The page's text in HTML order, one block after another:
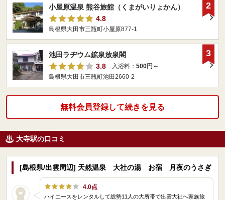
小屋原温泉 熊谷旅館（くまがいりょかん）
4.8
島根県大田市三瓶町小屋原877-1
2
池田ラヂウム鉱泉放泉閣
3.8
入浴料： 500円～
島根県大田市三瓶町池田2660-2
3
無料会員登録して続きを見る
大寺駅の口コミ
[島根県/出雲周辺] 天然温泉 大社の湯 お宿 月夜のうさぎ
4.0点
ハイエースをレンタルして総勢11人の大所帯で出雲大社へ家族旅